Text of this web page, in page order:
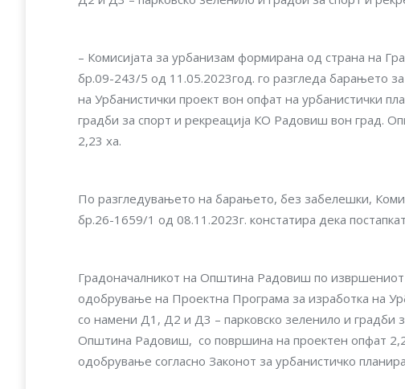
– Комисијата за урбанизам формирана од страна на
бр.09-243/5 од 11.05.2023год. го разгледа барањето
на Урбанистички проект вон опфат на урбанистички
градби за спорт и рекреација КО Радовиш вон град.
2,23 ха.
По разгледувањето на барањето, без забелешки,
бр.26-1659/1 од 08.11.2023г. констатира дека
Градоначалникот на Општина Радовиш по
одобрување на Проектна Програма за изработка на
со намени Д1, Д2 и Д3 – парковско зеленило и градби
Општина Радовиш, со површина на проектен опфат
одобрување согласно Законот за урбанистичко